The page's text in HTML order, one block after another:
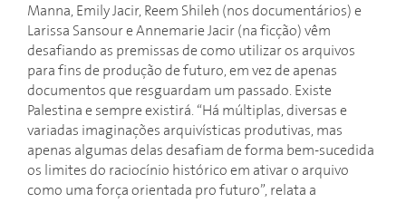
Manna, Emily Jacir, Reem Shileh (nos documentários) e
Larissa Sansour e Annemarie Jacir (na ficção) vêm
desafiando as premissas de como utilizar os arquivos
para fins de produção de futuro, em vez de apenas
documentos que resguardam um passado. Existe
Palestina e sempre existirá. “Há múltiplas, diversas e
variadas imaginações arquivísticas produtivas, mas
apenas algumas delas desafiam de forma bem-sucedida
os limites do raciocínio histórico em ativar o arquivo
como uma força orientada pro futuro”, relata a